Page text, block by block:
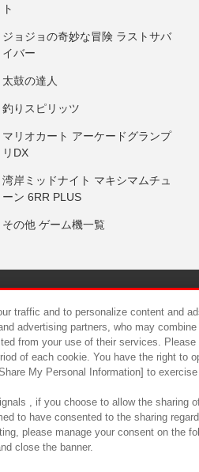
ト
ジョジョの奇妙な冒険 ラストサバ
イバー
太鼓の達人
釣りスピリッツ
マリオカート アーケードグランプ
リDX
湾岸ミッドナイト マキシマムチュ
ーン 6RR PLUS
その他 ゲーム機一覧
提供について カスタマーハラスメ
traffic and to personalize content and
advertising partners, who may
from your use of their services.
of each cookie. You have the right to
My Personal Information] to
, if you choose to allow the sharing
to have consented to the sharing
please manage your consent on the
close the banner.